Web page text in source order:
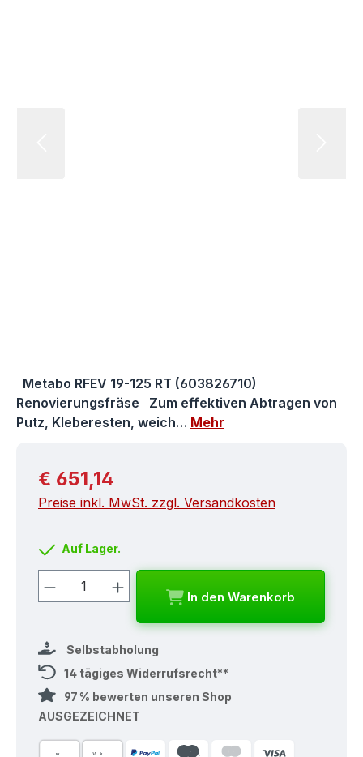
Metabo RFEV 19-125 RT (603826710)
Renovierungsfräse Zum effektiven Abtragen von
Putz, Kleberesten, weich… Mehr
Regulärer Preis:
€ 651,14
Preise inkl. MwSt. zzgl. Versandkosten
Auf Lager.
Produkt Anzahl: Gib den
In den Warenkorb
Selbstabholung
14 tägiges Widerrufsrecht**
97 % bewerten unseren Shop
AUSGEZEICHNET